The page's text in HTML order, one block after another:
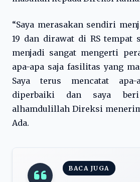
“Saya merasakan sendiri
19 dan dirawat di RS tempat
menjadi sangat mengerti
apa-apa saja fasilitas yang
Saya terus mencatat
diperbaiki dan saya
alhamdulillah Direksi
Ada.
BACA JUGA